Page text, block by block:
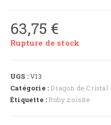
63,75 €
Rupture de stock
UGS :V13
Catégorie : Dragon de Cristal
Étiquette : Ruby zoïsite